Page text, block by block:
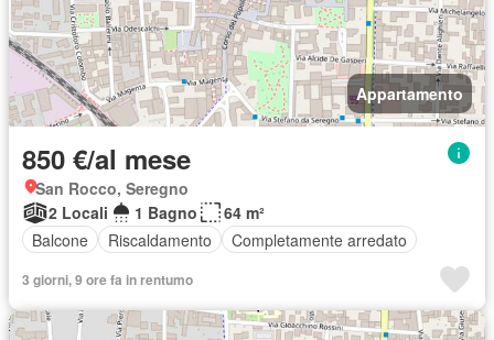
Appartamento
850 €/al mese
San Rocco, Seregno
2 Locali
1 Bagno
64 m²
Balcone
Riscaldamento Completamente arredato
3 giorni, 9 ore fa in rentumo